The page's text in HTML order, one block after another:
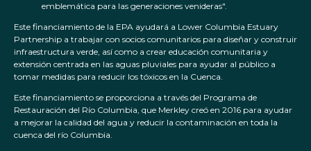
emblemática para las generaciones venideras".
Este financiamiento de la EPA ayudará a Lower Columbia Estuary
Partnership a trabajar con socios comunitarios para diseñar y construir
infraestructura verde, así como a crear educación comunitaria y
extensión centrada en las aguas pluviales para ayudar al público a
tomar medidas para reducir los tóxicos en la Cuenca.
Este financiamiento se proporciona a través del Programa de
Restauración del Río Columbia, que Merkley creó en 2016 para ayudar
a mejorar la calidad del agua y reducir la contaminación en toda la
cuenca del río Columbia.